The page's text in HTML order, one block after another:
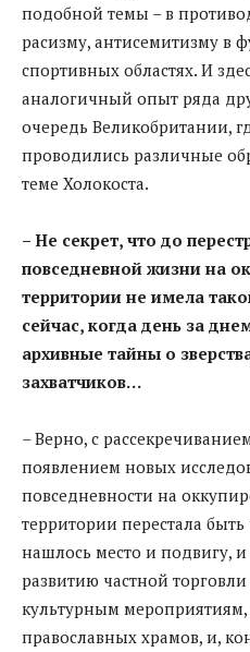
подобной темы – в
расизму, антисемитизму в
спортивных областях. И
аналогичный опыт ряда
очередь Великобритании,
проводились различные
теме Холокоста.
– Не секрет, что до
повседневной жизни на
территории не имела
сейчас, когда день за
архивные тайны о
захватчиков…
– Верно, с
появлением новых
повседневности на
территории перестала
нашлось место и подвигу, и
развитию частной
культурным
православных храмов, и,